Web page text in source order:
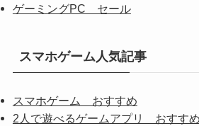
ゲーミングPC セール
スマホゲーム人気記事
スマホゲーム おすすめ
2人で遊べるゲームアプリ おすすめ